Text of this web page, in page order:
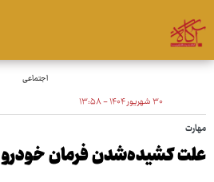
اجتماعی
۳۰ شهریور ۱۴۰۴ - ۱۳:۵۸
مهارت
علت کشیده‌شدن فرمان